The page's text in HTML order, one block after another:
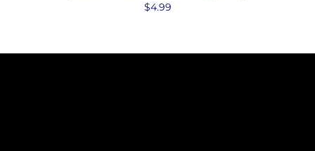
$4.99